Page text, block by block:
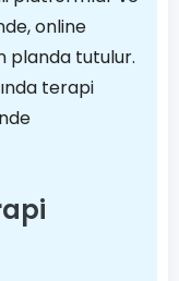
online
planda tutulur.
terapi